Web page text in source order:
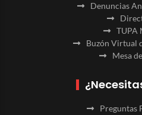
Denuncias
TUPA
Buzón Virtual
Mesa
Preguntas